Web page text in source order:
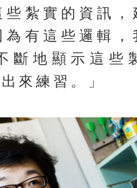
些紮實的資訊
為有這些邏輯
斷地顯示這些
來練習。」